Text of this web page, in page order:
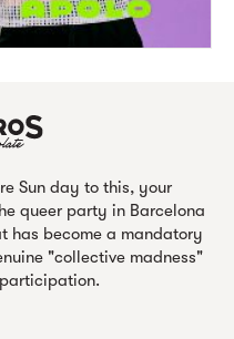
Sun day to this, your
queer party in Barcelona
has become a mandatory
"collective madness"